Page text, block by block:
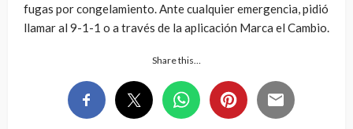
fugas por congelamiento. Ante cualquier emergencia, pidió
llamar al 9-1-1 o a través de la aplicación Marca el Cambio.
Share this…